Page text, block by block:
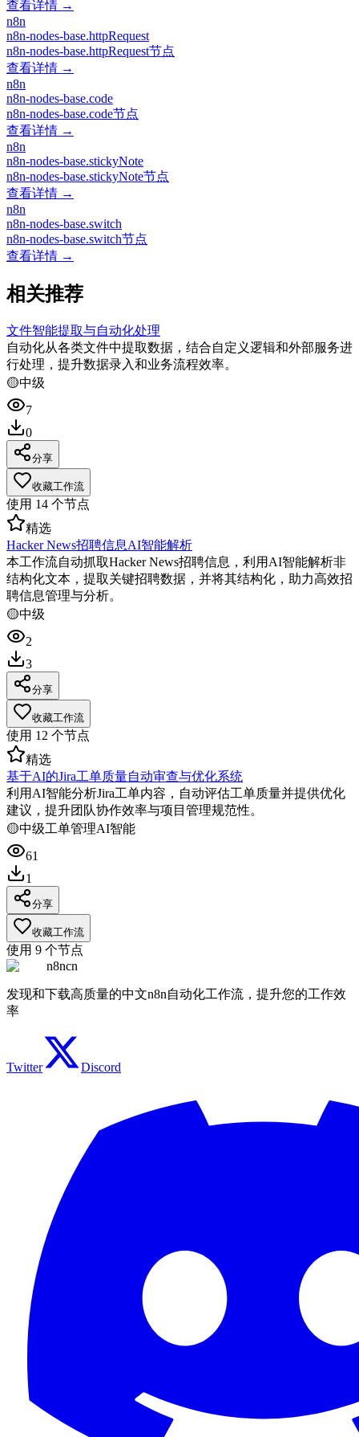
查看详情 →
n8n
n8n-nodes-base.httpRequest
n8n-nodes-base.httpRequest节点
查看详情 →
n8n
n8n-nodes-base.code
n8n-nodes-base.code节点
查看详情 →
n8n
n8n-nodes-base.stickyNote
n8n-nodes-base.stickyNote节点
查看详情 →
n8n
n8n-nodes-base.switch
n8n-nodes-base.switch节点
查看详情 →
相关推荐
文件智能提取与自动化处理
自动化从各类文件中提取数据，结合自定义逻辑和外部服务进
行处理，提升数据录入和业务流程效率。
🟡中级
7
0
分享
收藏工作流
使用 14 个节点
精选
Hacker News招聘信息AI智能解析
本工作流自动抓取Hacker News招聘信息，利用AI智能解析非
结构化文本，提取关键招聘数据，并将其结构化，助力高效招
聘信息管理与分析。
🟡中级
2
3
分享
收藏工作流
使用 12 个节点
精选
基于AI的Jira工单质量自动审查与优化系统
利用AI智能分析Jira工单内容，自动评估工单质量并提供优化
建议，提升团队协作效率与项目管理规范性。
🟡中级工单管理AI智能
61
1
分享
收藏工作流
使用 9 个节点
n8ncn
发现和下载高质量的中文n8n自动化工作流，提升您的工作效
率
Twitter Discord